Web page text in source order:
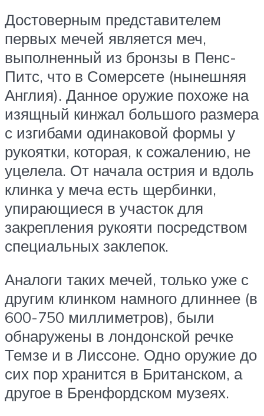
Достоверным представителем
первых мечей является меч,
выполненный из бронзы в Пенс-
Питс, что в Сомерсете (нынешняя
Англия). Данное оружие похоже на
изящный кинжал большого размера
с изгибами одинаковой формы у
рукоятки, которая, к сожалению, не
уцелела. От начала острия и вдоль
клинка у меча есть щербинки,
упирающиеся в участок для
закрепления рукояти посредством
специальных заклепок.
Аналоги таких мечей, только уже с
другим клинком намного длиннее (в
600-750 миллиметров), были
обнаружены в лондонской речке
Темзе и в Лиссоне. Одно оружие до
сих пор хранится в Британском, а
другое в Бренфордском музеях.